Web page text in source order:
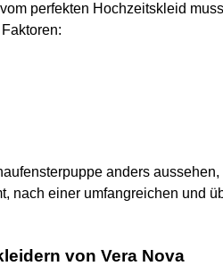
perfekten Hochzeitskleid
anders
nach einer umfangreichen und
von Vera Nova